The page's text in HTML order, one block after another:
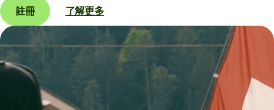
註冊 了解更多